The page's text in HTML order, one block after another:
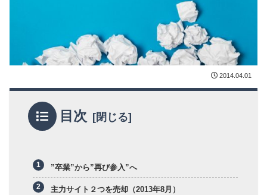
2014.04.01
目次
”卒業”から”再び参入”へ
主力サイト２つを売却（2013年8月）